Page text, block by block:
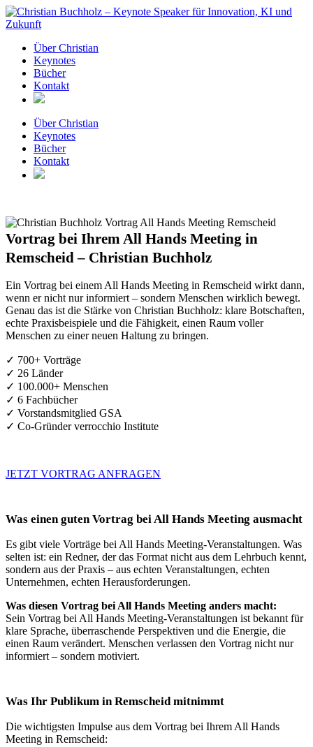
Zum
Inhalt
Über Christian
Keynotes
Bücher
Kontakt
Über Christian
Keynotes
Bücher
Kontakt
Vortrag bei Ihrem All Hands Meeting in
Remscheid – Christian Buchholz
Ein Vortrag bei einem All Hands Meeting in Remscheid wirkt dann,
wenn er nicht nur informiert – sondern Menschen wirklich bewegt.
Genau das ist die Stärke von Christian Buchholz: klare Botschaften,
echte Praxisbeispiele und die Fähigkeit, einen Raum voller
Menschen zu einer neuen Haltung zu bringen.
✓ 700+ Vorträge
✓ 26 Länder
✓ 100.000+ Menschen
✓ 6 Fachbücher
✓ Vorstandsmitglied GSA
✓ Co-Gründer verrocchio Institute
JETZT VORTRAG ANFRAGEN
Was einen guten Vortrag bei All Hands Meeting ausmacht
Es gibt viele Vorträge bei All Hands Meeting-Veranstaltungen. Was
selten ist: ein Redner, der das Format nicht aus dem Lehrbuch kennt,
sondern aus der Praxis – aus echten Veranstaltungen, echten
Unternehmen, echten Herausforderungen.
Was diesen Vortrag bei All Hands Meeting anders macht:
Sein Vortrag bei All Hands Meeting-Veranstaltungen ist bekannt für
klare Sprache, überraschende Perspektiven und die Energie, die
einen Raum verändert. Menschen verlassen den Vortrag nicht nur
informiert – sondern motiviert.
Was Ihr Publikum in Remscheid mitnimmt
Die wichtigsten Impulse aus dem Vortrag bei Ihrem All Hands
Meeting in Remscheid: